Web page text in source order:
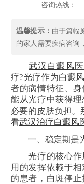
咨询热线：
温馨提示： 由于篇幅
的家人需要疾病咨询
武汉 白癜风
疗?光疗作为白癜
者的病情特征、
能从光疗中获得
必要的皮肤负担。
看武汉治疗白癜风
一、稳定期是
光疗的核心作
用的发挥依赖于
的患者，白斑停